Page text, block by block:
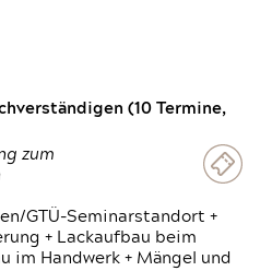
(10 Termine,
zum
GTÜ-Seminarstandort +
+ Lackaufbau beim
im Handwerk + Mängel und